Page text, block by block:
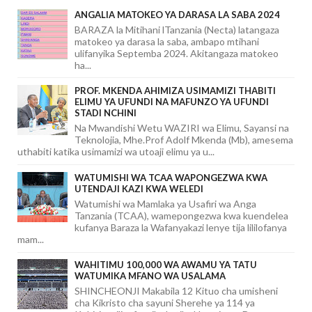
ANGALIA MATOKEO YA DARASA LA SABA 2024
BARAZA la Mitihani lTanzania (Necta) latangaza
matokeo ya darasa la saba, ambapo mtihani
ulifanyika Septemba 2024. Akitangaza matokeo
ha...
PROF. MKENDA AHIMIZA USIMAMIZI THABITI
ELIMU YA UFUNDI NA MAFUNZO YA UFUNDI
STADI NCHINI
Na Mwandishi Wetu WAZIRI wa Elimu, Sayansi na
Teknolojia, Mhe.Prof Adolf Mkenda (Mb), amesema
uthabiti katika usimamizi wa utoaji elimu ya u...
WATUMISHI WA TCAA WAPONGEZWA KWA
UTENDAJI KAZI KWA WELEDI
Watumishi wa Mamlaka ya Usafiri wa Anga
Tanzania (TCAA), wamepongezwa kwa kuendelea
kufanya Baraza la Wafanyakazi lenye tija lililofanya
mam...
WAHITIMU 100,000 WA AWAMU YA TATU
WATUMIKA MFANO WA USALAMA
SHINCHEONJI Makabila 12 Kituo cha umisheni
cha Kikristo cha sayuni Sherehe ya 114 ya